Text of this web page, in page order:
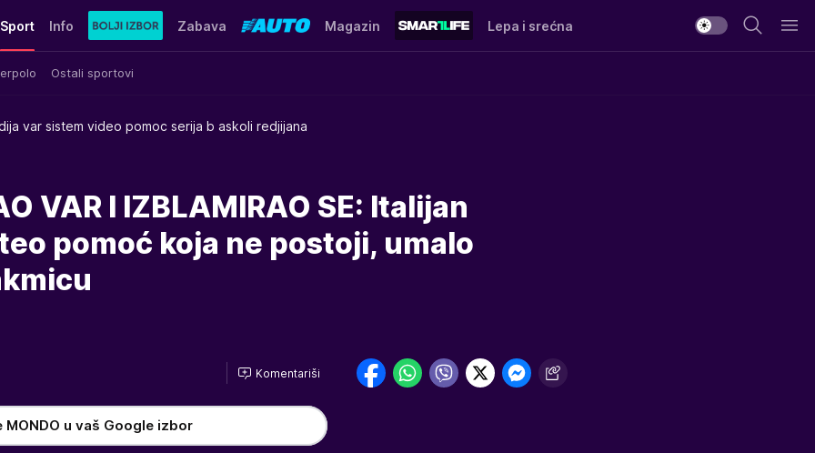
Sport
Ostali sportovi
Info Zabava Magazin Lepa i srećna
var sistem video pomoc serija b askoli redjijana
VAR I IZBLAMIRAO SE: Italijan
pomoć koja ne postoji, umalo
Komentariši
MONDO u vaš Google izbor